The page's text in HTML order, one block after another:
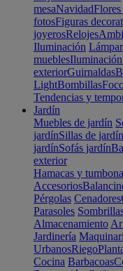
mesaNavidad
fotosFiguras
joyerosRelojes
Iluminación
muebles
exteriorGuirnaldas
LightBombillas
Tendencias y
Jardín
Muebles de jardín
jardínSillas de jardín
jardínSofás jardín
exterior
Hamacas y
Accesorios
Pérgolas Cenadores
Parasoles
Almacenamiento
Jardinería
UrbanosRiego
Cocina Barbacoas